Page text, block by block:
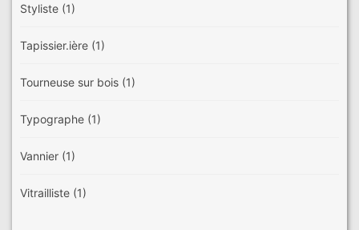
Styliste (1)
Tapissier.ière (1)
Tourneuse sur bois (1)
Typographe (1)
Vannier (1)
Vitrailliste (1)